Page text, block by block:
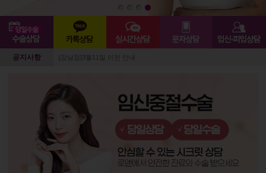
공지사항 [강남점]3월11일 이전 안내